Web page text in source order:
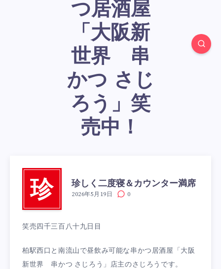
つ居酒屋
「大阪新
世界 串
かつ さじ
ろう」笑
売中！
珍 珍しく二度寝＆カウンター満席
2026年5月19日 0
笑売四千三百八十九日目
柏駅西口と南流山で昼飲み可能な串かつ居酒屋「大阪
新世界 串かつ さじろう」店主のさじろうです。